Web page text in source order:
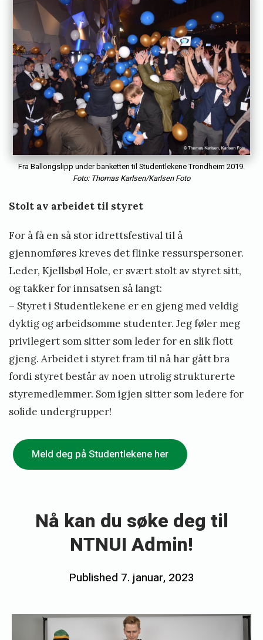
Fra Ballongslipp under banketten til Studentlekene Trondheim 2019.
Foto: Thomas Karlsen/Karlsen Foto
Stolt av arbeidet til styret
For å få en så stor idrettsfestival til å
gjennomføres kreves det flinke ressurspersoner.
Leder, Kjellsbøl Hole, er svært stolt av styret sitt,
og takker for innsatsen så langt:
– Styret i Studentlekene er en gjeng med veldig
dyktig og arbeidsomme studenter. Jeg føler meg
privilegert som sitter som leder for en slik flott
gjeng. Arbeidet i styret fram til nå har gått bra
fordi styret består av noen utrolig strukturerte
styremedlemmer. Som igjen sitter som ledere for
solide undergrupper!
Meld deg på Studentlekene her
Nå kan du søke deg til
NTNUI Admin!
Posted
Published 7. januar, 2023
e